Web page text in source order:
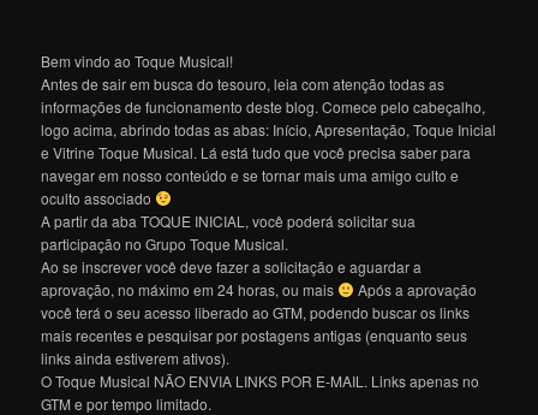
Bem vindo ao Toque Musical!
Antes de sair em busca do tesouro, leia com atenção todas as
informações de funcionamento deste blog. Comece pelo cabeçalho,
logo acima, abrindo todas as abas: Início, Apresentação, Toque Inicial
e Vitrine Toque Musical. Lá está tudo que você precisa saber para
navegar em nosso conteúdo e se tornar mais uma amigo culto e
oculto associado
A partir da aba TOQUE INICIAL, você poderá solicitar sua
participação no Grupo Toque Musical.
Ao se inscrever você deve fazer a solicitação e aguardar a
aprovação, no máximo em 24 horas, ou mais
Após a aprovação
você terá o seu acesso liberado ao GTM, podendo buscar os links
mais recentes e pesquisar por postagens antigas (enquanto seus
links ainda estiverem ativos).
O Toque Musical NÃO ENVIA LINKS POR E-MAIL. Links apenas no
GTM e por tempo limitado.